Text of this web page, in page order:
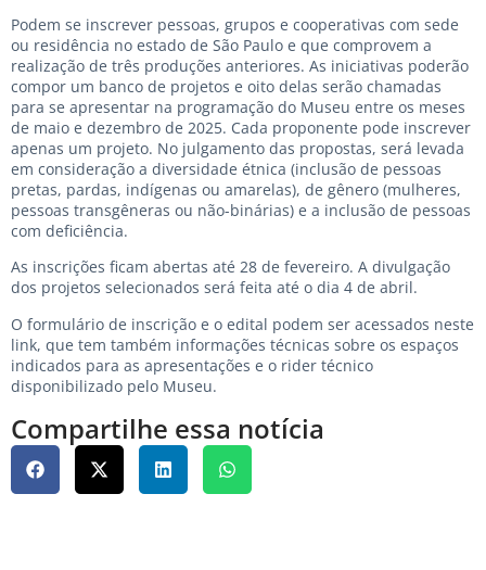
Podem se inscrever pessoas, grupos e cooperativas com sede
ou residência no estado de São Paulo e que comprovem a
realização de três produções anteriores. As iniciativas poderão
compor um banco de projetos e oito delas serão chamadas
para se apresentar na programação do Museu entre os meses
de maio e dezembro de 2025. Cada proponente pode inscrever
apenas um projeto. No julgamento das propostas, será levada
em consideração a diversidade étnica (inclusão de pessoas
pretas, pardas, indígenas ou amarelas), de gênero (mulheres,
pessoas transgêneras ou não-binárias) e a inclusão de pessoas
com deficiência.
As inscrições ficam abertas até 28 de fevereiro. A divulgação
dos projetos selecionados será feita até o dia 4 de abril.
O formulário de inscrição e o edital podem ser acessados neste
link, que tem também informações técnicas sobre os espaços
indicados para as apresentações e o rider técnico
disponibilizado pelo Museu.
Compartilhe essa notícia